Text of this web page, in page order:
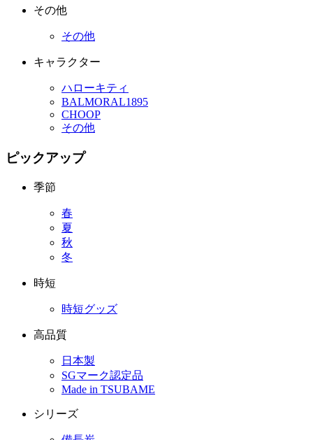
その他
その他
キャラクター
ハローキティ
BALMORAL1895
CHOOP
その他
ピックアップ
季節
春
夏
秋
冬
時短
時短グッズ
高品質
日本製
SGマーク認定品
Made in TSUBAME
シリーズ